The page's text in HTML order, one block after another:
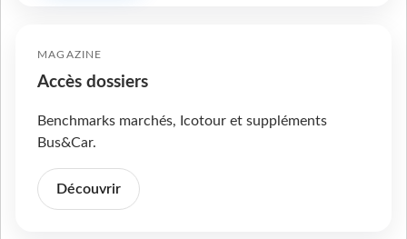
MAGAZINE
Accès dossiers
Benchmarks marchés, Icotour et suppléments
Bus&Car.
Découvrir